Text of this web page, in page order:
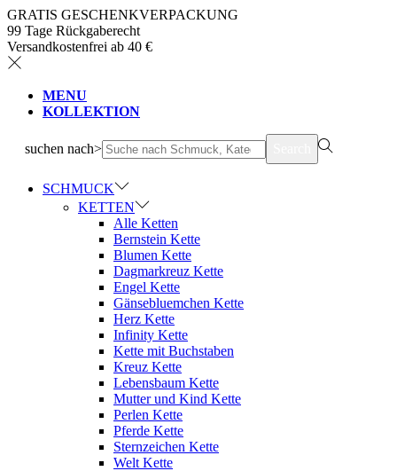
GRATIS GESCHENKVERPACKUNG
99 Tage Rückgaberecht
Versandkostenfrei ab 40 €
MENU
KOLLEKTION
suchen nach>
SCHMUCK
KETTEN
Alle Ketten
Bernstein Kette
Blumen Kette
Dagmarkreuz Kette
Engel Kette
Gänsebluemchen Kette
Herz Kette
Infinity Kette
Kette mit Buchstaben
Kreuz Kette
Lebensbaum Kette
Mutter und Kind Kette
Perlen Kette
Pferde Kette
Sternzeichen Kette
Welt Kette